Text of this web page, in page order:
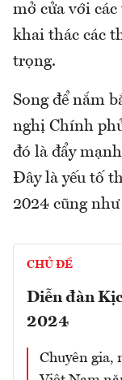
mở cửa với
khai thác các
trọng.
Song để nắm
nghị Chính
đó là đẩy
Đây là yếu tố
2024 cũng
CHỦ ĐỀ
Diễn đàn
2024
Chuyên gia,